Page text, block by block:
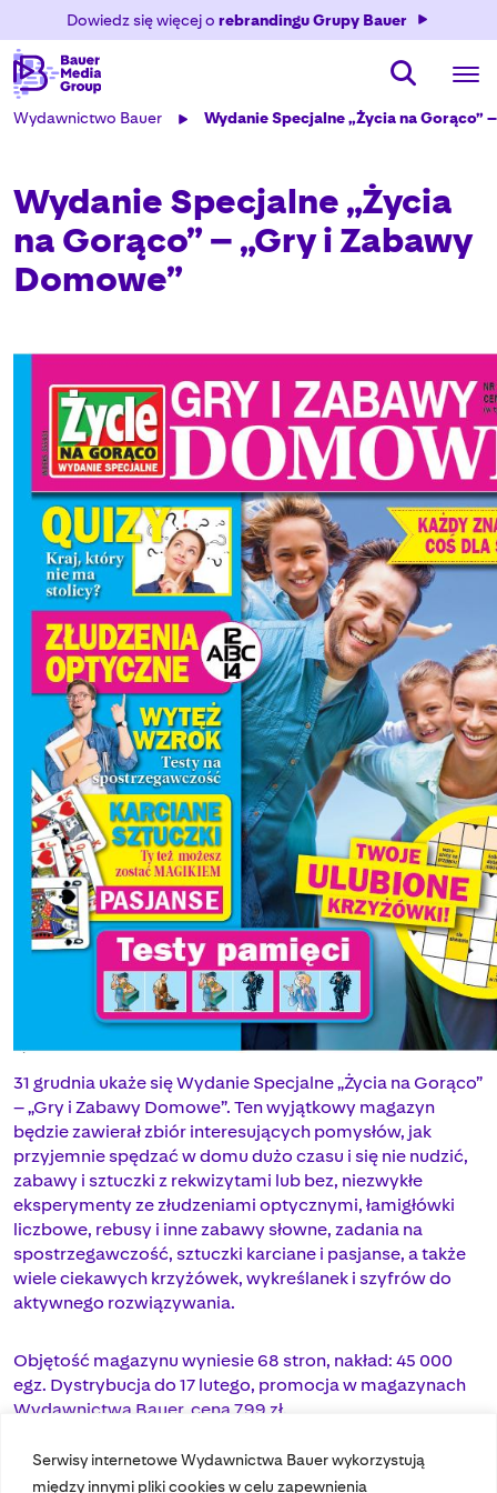
Serwisy internetowe Wydawnictwa Bauer wykorzystują
między innymi pliki cookies w celu zapewnienia
Dowiedz się więcej o rebrandingu Grupy Bauer
Wydawnictwo Bauer Wydanie Specjalne „Życia na Gorąco”
Wydanie Specjalne „Życia
na Gorąco” – „Gry i Zabawy
Domowe”
31 grudnia ukaże się Wydanie Specjalne „Życia na Gorąco”
– „Gry i Zabawy Domowe”. Ten wyjątkowy magazyn
będzie zawierał zbiór interesujących pomysłów, jak
przyjemnie spędzać w domu dużo czasu i się nie nudzić,
zabawy i sztuczki z rekwizytami lub bez, niezwykłe
eksperymenty ze złudzeniami optycznymi, łamigłówki
liczbowe, rebusy i inne zabawy słowne, zadania na
spostrzegawczość, sztuczki karciane i pasjanse, a także
wiele ciekawych krzyżówek, wykreślanek i szyfrów do
aktywnego rozwiązywania.
Objętość magazynu wyniesie 68 stron, nakład: 45 000
egz. Dystrybucja do 17 lutego, promocja w magazynach
Wydawnictwa Bauer, cena 7,99 zł.